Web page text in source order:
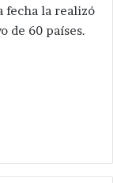
fecha la realizó
de 60 países.